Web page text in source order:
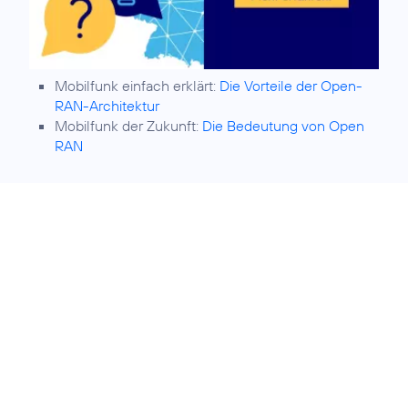
Mobilfunk einfach erklärt: Die Vorteile der Open-
RAN-Architektur
Mobilfunk der Zukunft: Die Bedeutung von Open
RAN